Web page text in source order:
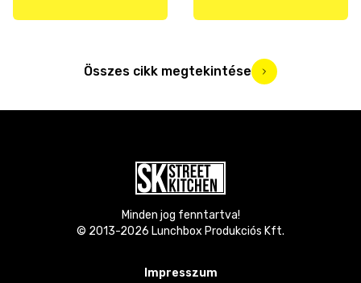
Összes cikk megtekintése
Minden jog fenntartva!
© 2013-2026 Lunchbox Produkciós Kft.
Impresszum